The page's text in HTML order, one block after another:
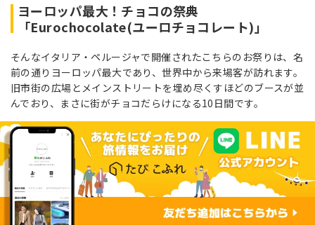
ヨーロッパ最大！チョコの祭典
「Eurochocolate(ユーロチョコレート)」
そんなイタリア・ペルージャで開催されたこちらのお祭りは、名
前の通りヨーロッパ最大であり、世界中から来場客が訪れます。
旧市街の広場とメインストリートを埋め尽くすほどのブースが並
んでおり、まさに街がチョコだらけになる10日間です。